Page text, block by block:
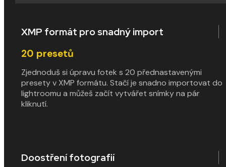
XMP formát pro snadný import
20 presetů
Zjednoduš si úpravu fotek s 20 přednastavenými
presety v XMP formátu. Stačí je snadno importovat do
lightroomu a můžeš začít vytvářet snímky na pár
kliknutí.
Doostření fotografií